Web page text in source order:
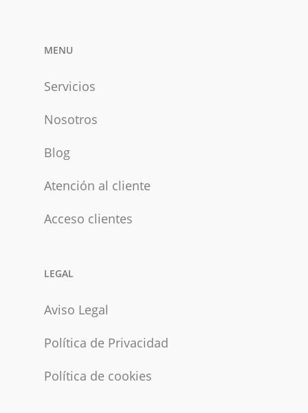
MENU
Servicios
Nosotros
Blog
Atención al cliente
Acceso clientes
LEGAL
Aviso Legal
Política de Privacidad
Política de cookies